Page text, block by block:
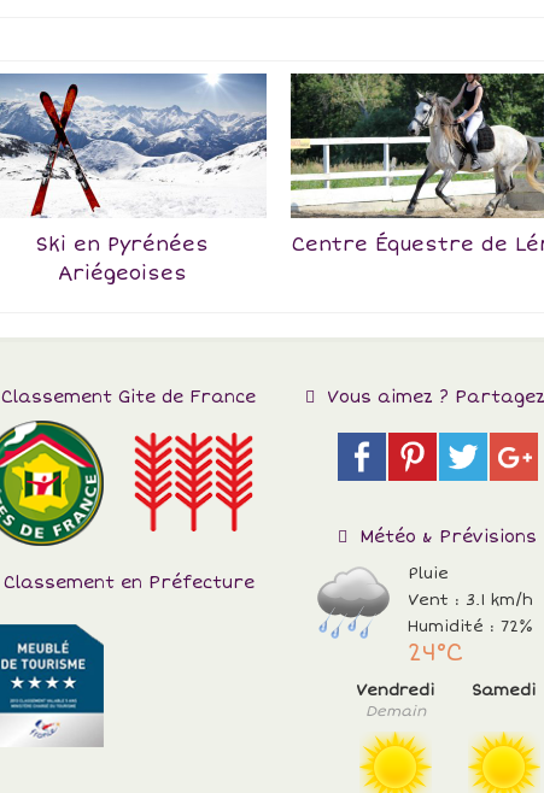
Ski en Pyrénées
Ariégeoises
Centre Équestre de
Classement Gite de France
Classement en Préfecture
Vous aimez ?
Météo & Prévisions
Pluie
Vent : 3.1 km/h
Humidité : 72%
24°C
Vendredi
Demain
Samedi